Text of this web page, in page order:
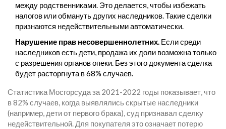
между родственниками. Это делается, чтобы избежать
налогов или обмануть других наследников. Такие сделки
признаются недействительными автоматически.
Нарушение прав несовершеннолетних. Если среди
наследников есть дети, продажа их доли возможна только
с разрешения органов опеки. Без этого документа сделка
будет расторгнута в 68% случаев.
Статистика Мосгорсуда за 2021-2022 годы показывает, что
в 82% случаев, когда выявлялись скрытые наследники
(например, дети от первого брака), суд признавал сделку
недействительной. Для покупателя это означает потерю